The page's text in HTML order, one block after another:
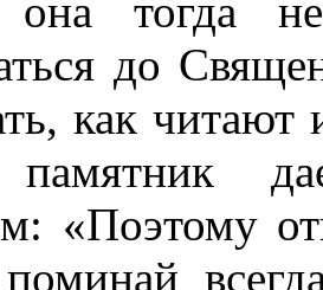
она тогда
до
как читают
«Поэтому